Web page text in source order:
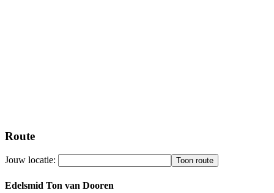
Route
Jouw locatie:
Edelsmid Ton van Dooren